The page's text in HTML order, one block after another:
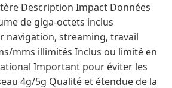
Description Impact Données
de giga-octets inclus
navigation, streaming, travail
mms illimités Inclus ou limité en
Important pour éviter les
4g/5g Qualité et étendue de la